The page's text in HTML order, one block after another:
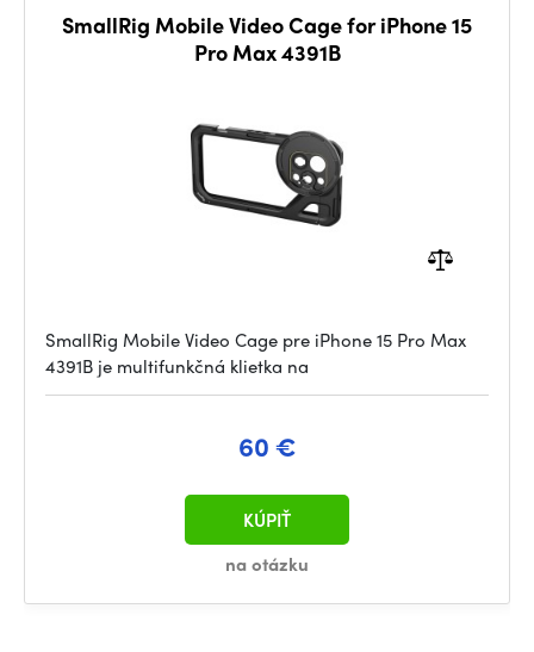
SmallRig Mobile Video Cage for iPhone 15
Pro Max 4391B
SmallRig Mobile Video Cage pre iPhone 15 Pro Max
4391B je multifunkčná klietka na
60 €
na otázku
KÚPIŤ